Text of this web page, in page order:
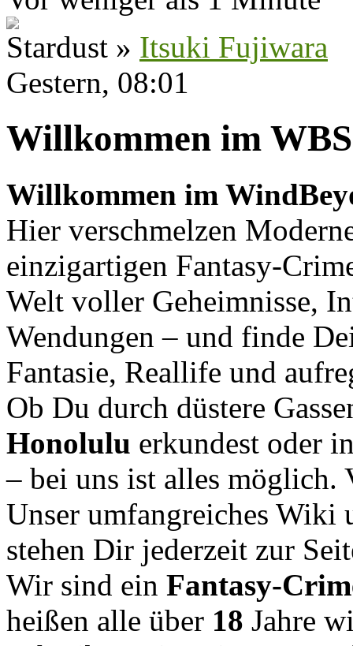
Stardust » Itsuki Fujiwara
Gestern, 08:01
Willkommen im WBS
Willkommen im
Hier verschmelzen
einzigartigen Fantasy-
Welt voller Geheimnisse,
Wendungen – und finde
Fantasie, Reallife und
Ob Du durch düstere
Honolulu erkundest oder
– bei uns ist alles möglich.
Unser umfangreiches Wiki
stehen Dir jederzeit zur
Wir sind ein Fantasy-
heißen alle über 18 Jahre